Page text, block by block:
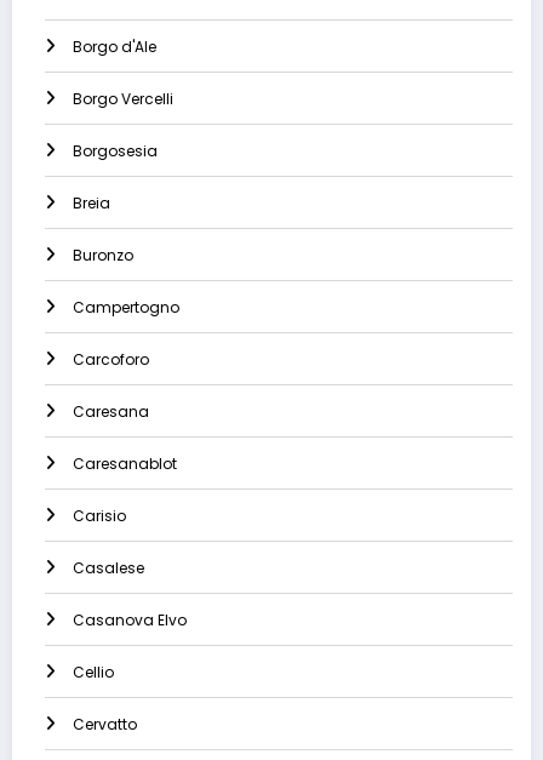
Borgo d'Ale
Borgo Vercelli
Borgosesia
Breia
Buronzo
Campertogno
Carcoforo
Caresana
Caresanablot
Carisio
Casalese
Casanova Elvo
Cellio
Cervatto